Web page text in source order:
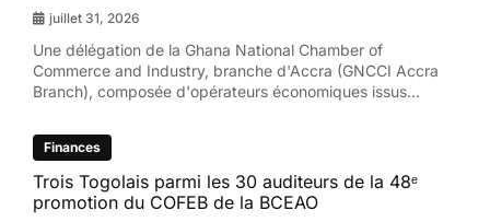
juillet 31, 2026
Une délégation de la Ghana National Chamber of
Commerce and Industry, branche d'Accra (GNCCI Accra
Branch), composée d'opérateurs économiques issus...
Finances
Trois Togolais parmi les 30 auditeurs de la 48ᵉ
promotion du COFEB de la BCEAO